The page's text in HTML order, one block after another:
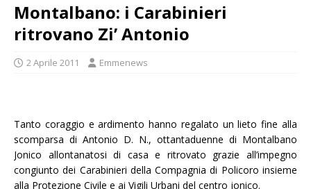
Montalbano: i Carabinieri
ritrovano Zi’ Antonio
2 Aprile 2011 Emmenews
Tanto coraggio e ardimento hanno regalato un lieto fine alla
scomparsa di Antonio D. N., ottantaduenne di Montalbano
Jonico allontanatosi di casa e ritrovato grazie all’impegno
congiunto dei Carabinieri della Compagnia di Policoro insieme
alla Protezione Civile e ai Vigili Urbani del centro jonico.